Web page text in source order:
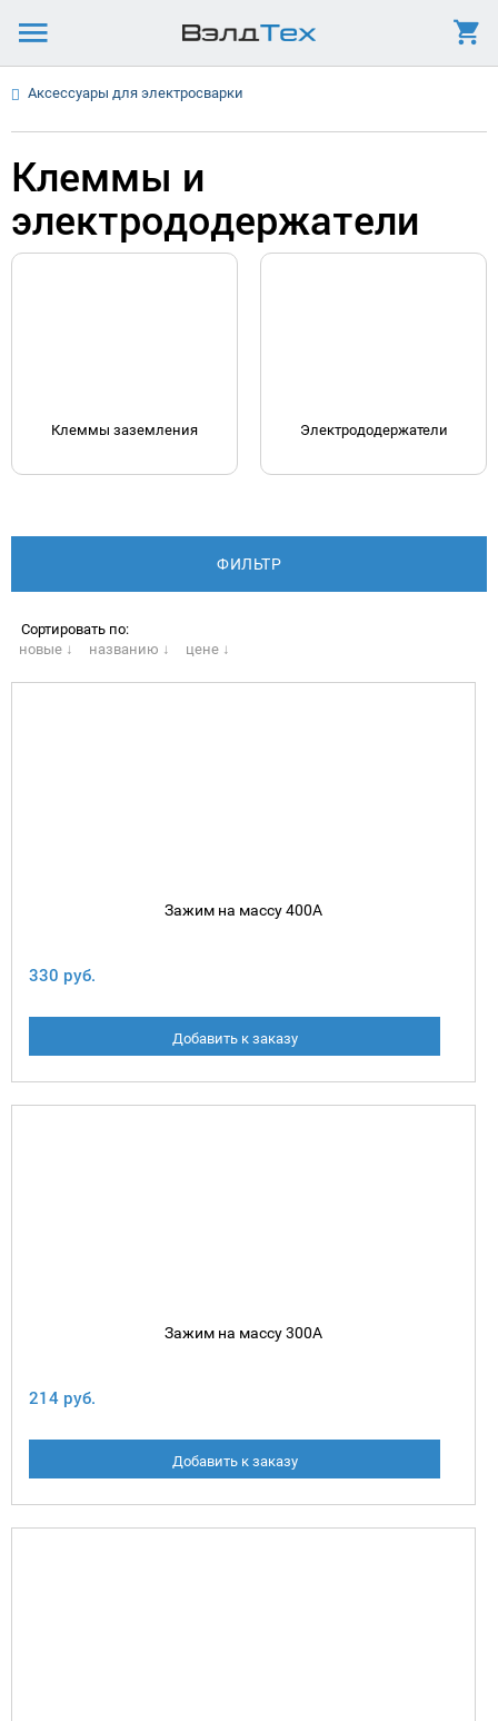
Аксессуары для электросварки
Клеммы и
электрододержатели
Клеммы заземления Электрододержатели
Сортировать по:
новые ↓
названию ↓ цене ↓
Зажим на массу 400А
330 руб.
Добавить к заказу
Зажим на массу 300А
214 руб.
Добавить к заказу